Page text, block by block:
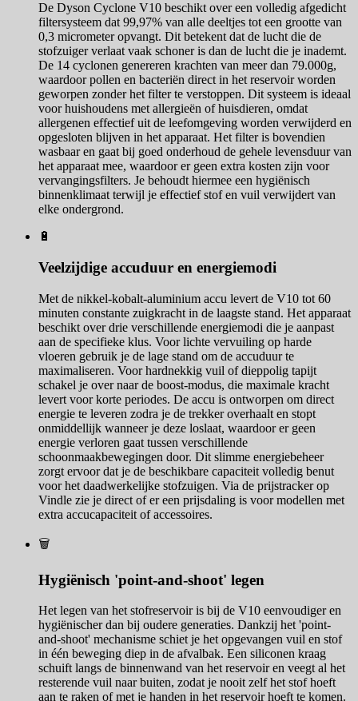
De Dyson Cyclone V10 beschikt over een volledig afgedicht
filtersysteem dat 99,97% van alle deeltjes tot een grootte van
0,3 micrometer opvangt. Dit betekent dat de lucht die de
stofzuiger verlaat vaak schoner is dan de lucht die je inademt.
De 14 cyclonen genereren krachten van meer dan 79.000g,
waardoor pollen en bacteriën direct in het reservoir worden
geworpen zonder het filter te verstoppen. Dit systeem is ideaal
voor huishoudens met allergieën of huisdieren, omdat
allergenen effectief uit de leefomgeving worden verwijderd en
opgesloten blijven in het apparaat. Het filter is bovendien
wasbaar en gaat bij goed onderhoud de gehele levensduur van
het apparaat mee, waardoor er geen extra kosten zijn voor
vervangingsfilters. Je behoudt hiermee een hygiënisch
binnenklimaat terwijl je effectief stof en vuil verwijdert van
elke ondergrond.
🔋
Veelzijdige accuduur en energiemodi
Met de nikkel-kobalt-aluminium accu levert de V10 tot 60
minuten constante zuigkracht in de laagste stand. Het apparaat
beschikt over drie verschillende energiemodi die je aanpast
aan de specifieke klus. Voor lichte vervuiling op harde
vloeren gebruik je de lage stand om de accuduur te
maximaliseren. Voor hardnekkig vuil of dieppolig tapijt
schakel je over naar de boost-modus, die maximale kracht
levert voor korte periodes. De accu is ontworpen om direct
energie te leveren zodra je de trekker overhaalt en stopt
onmiddellijk wanneer je deze loslaat, waardoor er geen
energie verloren gaat tussen verschillende
schoonmaakbewegingen door. Dit slimme energiebeheer
zorgt ervoor dat je de beschikbare capaciteit volledig benut
voor het daadwerkelijke stofzuigen. Via de prijstracker op
Vindle zie je direct of er een prijsdaling is voor modellen met
extra accucapaciteit of accessoires.
🗑️
Hygiënisch 'point-and-shoot' legen
Het legen van het stofreservoir is bij de V10 eenvoudiger en
hygiënischer dan bij oudere generaties. Dankzij het 'point-
and-shoot' mechanisme schiet je het opgevangen vuil en stof
in één beweging diep in de afvalbak. Een siliconen kraag
schuift langs de binnenwand van het reservoir en veegt al het
resterende vuil naar buiten, zodat je nooit zelf het stof hoeft
aan te raken of met je handen in het reservoir hoeft te komen.